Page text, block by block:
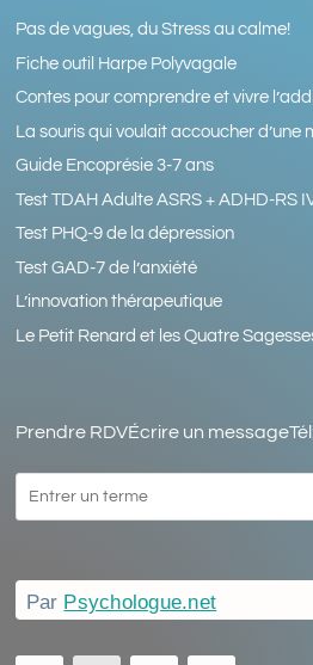
Pas de vagues, du Stress au calme!
Fiche outil Harpe Polyvagale
Contes pour comprendre et vivre
La souris qui voulait accoucher d’une
Guide Encoprésie 3-7 ans
Test TDAH Adulte ASRS + ADHD-RS
Test PHQ-9 de la dépression
Test GAD-7 de l’anxiété
L’innovation thérapeutique
Le Petit Renard et les Quatre
Prendre RDVÉcrire un message
Par Psychologue.net